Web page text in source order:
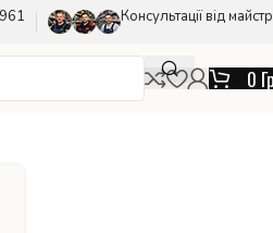
Консультації від
0